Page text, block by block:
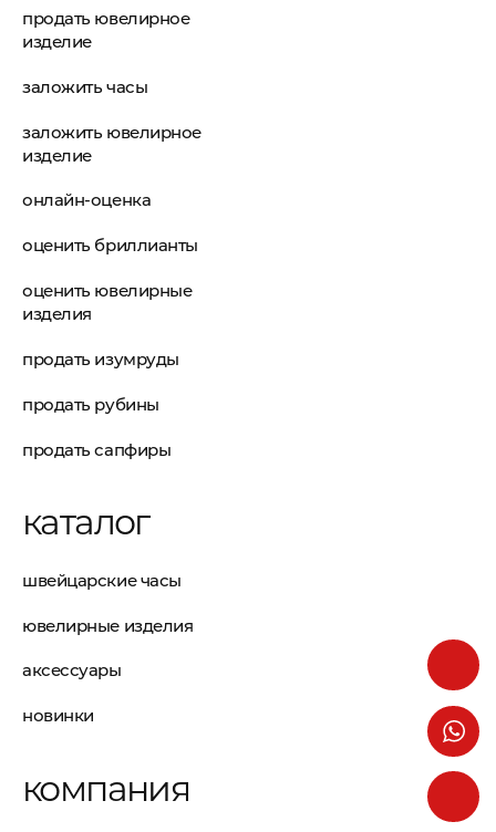
продать ювелирное
изделие
заложить часы
заложить ювелирное
изделие
онлайн-оценка
оценить бриллианты
оценить ювелирные
изделия
продать изумруды
продать рубины
продать сапфиры
каталог
швейцарские часы
ювелирные изделия
аксессуары
новинки
компания